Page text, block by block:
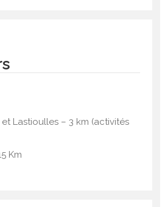
Lastioulles – 3 km (activités
Km